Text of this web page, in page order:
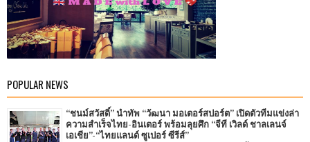
POPULAR NEWS
“ชนม์สวัสดิ์” นำทัพ “วัฒนา มอเตอร์สปอร์ต” เปิดตัวทีมแข่งล่า
ความสำเร็จไทย-อินเตอร์ พร้อมลุยศึก “จีที เวิลด์ ชาลเลนจ์
เอเชีย”-“ไทยแลนด์ ซูเปอร์ ซีรีส์”